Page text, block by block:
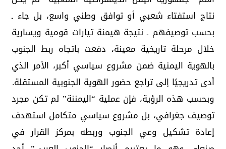
نتاج استفتاء شعبي أو توافق وطني واسع، بل جاء ـ
بحسب توصيفهم ـ نتيجة هيمنة تيارات قومية ويسارية
خلال مرحلة تاريخية معينة، دفعت باتجاه ربط الجنوب
بالهوية اليمنية ضمن مشروع سياسي أكبر، الأمر الذي
أدى تدريجيًا إلى تراجع حضور الهوية الجنوبية المستقلة.
وبحسب هذه الرؤية، فإن عملية “اليمننة” لم تكن مجرد
توصيف جغرافي، بل مشروع سياسي متكامل استهدف
إعادة تشكيل وعي الجنوب وربطه بمركز القرار في